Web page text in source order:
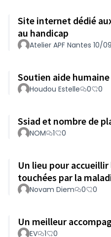
Site internet dédié
au handicap
Atelier APF Nantes 10/
Soutien aide
Houdou Estelle 0 0
Ssiad et nombre de
NOM 1 0
Un lieu pour
touchées par la
Novam Diem 0 0
Un meilleur
EV 1 0